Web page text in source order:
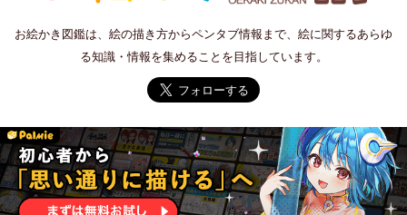
お絵かき図鑑は、絵の描き方からペンタブ情報まで、絵に関するあらゆ
る知識・情報を集めることを目指しています。